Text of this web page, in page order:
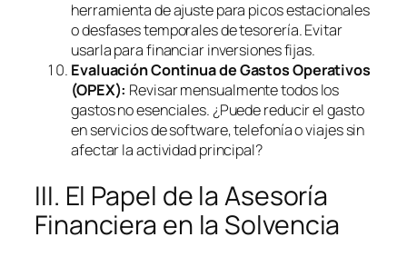
herramienta de ajuste para picos estacionales
o desfases temporales de tesorería. Evitar
usarla para financiar inversiones fijas.
Evaluación Continua de Gastos Operativos
(OPEX): Revisar mensualmente todos los
gastos no esenciales. ¿Puede reducir el gasto
en servicios desoftware, telefonía o viajes sin
afectar la actividad principal?
III. El Papel de la Asesoría
Financiera en la Solvencia